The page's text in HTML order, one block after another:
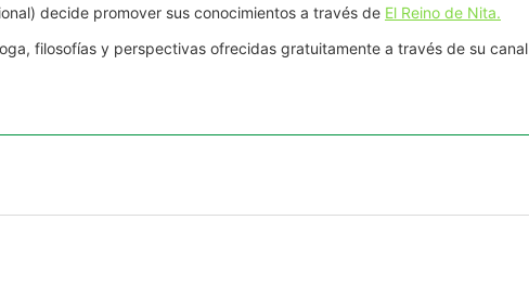
decide promover sus conocimientos a través de El Reino de Nita.
filosofías y perspectivas ofrecidas gratuitamente a través de su canal